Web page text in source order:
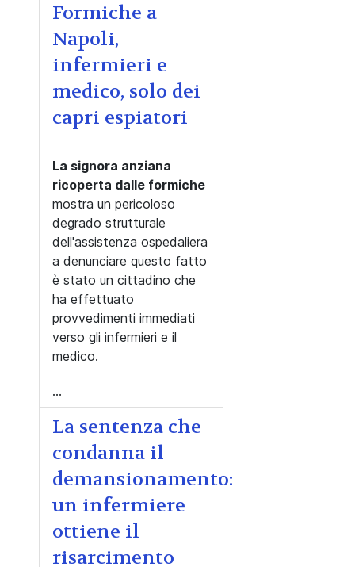
Formiche a
Napoli,
infermieri e
medico, solo dei
capri espiatori
La signora anziana
ricoperta dalle formiche
mostra un pericoloso
degrado strutturale
dell'assistenza ospedaliera
a denunciare questo fatto
è stato un cittadino che
ha effettuato
provvedimenti immediati
verso gli infermieri e il
medico.
...
La sentenza che
condanna il
demansionamento:
un infermiere
ottiene il
risarcimento